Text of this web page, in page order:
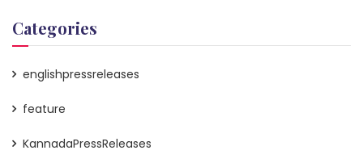
Categories
englishpressreleases
feature
KannadaPressReleases